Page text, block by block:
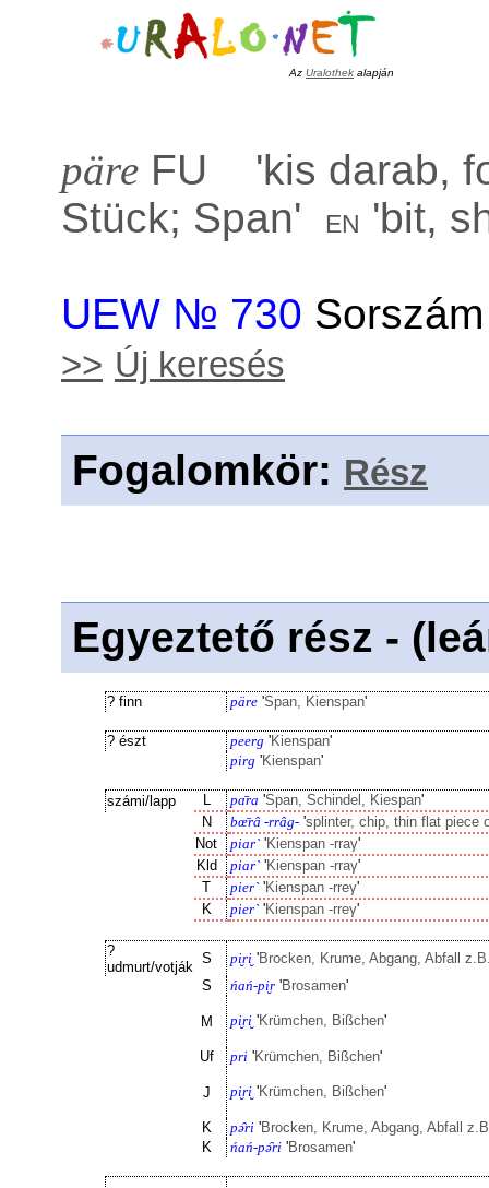
Az Uralothek alapján
päre FU 'kis darab,
Stück; Span' en 'bit,
UEW № 730
>> Új keresés
Fogalomkör: Rész
Egyeztető rész -
? finn päre 'Span, Kienspan'
? észt peerg 'Kienspan'
pirg 'Kienspan'
számi/lapp L pɑ̄ra 'Span, Schindel, Kiespan'
N
bœ̄râ -rrâg- 'splinter, chip, thin flat piece
Not
piar`'Kienspan -rraγ'
Kld
piar`'Kienspan -rraγ'
T
pier`'Kienspan -rreγ'
K
pier`'Kienspan -rreγ'
?
udmurt/votják
S pi̮ri̮ 'Brocken, Krume, Abgang, Abfall
S
ńań-pi̮r 'Brosamen'
M pi̮ri̮ 'Krümchen, Bißchen'
Uf pri 'Krümchen, Bißchen'
J pi̮ri̮ 'Krümchen, Bißchen'
K pə̑ri 'Brocken, Krume, Abgang, Abfall
K
ńań-pə̑ri 'Brosamen'